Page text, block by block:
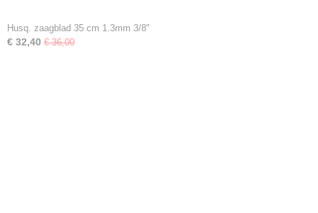
Husq. zaagblad 35 cm 1.3mm 3/8"
€ 32,40 € 36,00